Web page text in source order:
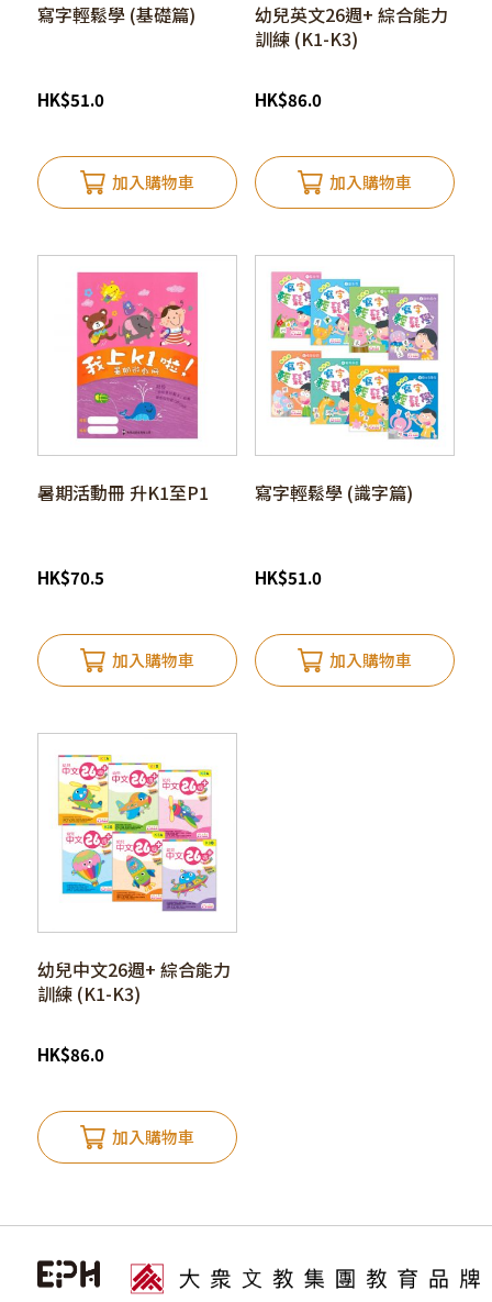
寫字輕鬆學 (基礎篇)
HK$51.0
加入購物車
幼兒英文26週+ 綜合能力
訓練 (K1-K3)
HK$86.0
加入購物車
暑期活動冊 升K1至P1
HK$70.5
加入購物車
寫字輕鬆學 (識字篇)
HK$51.0
加入購物車
幼兒中文26週+ 綜合能力
訓練 (K1-K3)
HK$86.0
加入購物車